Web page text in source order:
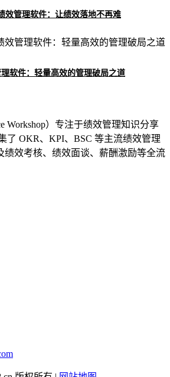
效管理软件：让绩效落地不再难
软件：轻量高效的管理破局之道
Workshop）专注于绩效管理知识分享
了 OKR、KPI、BSC 等主流绩效管理
绩效考核、绩效面谈、薪酬激励等全流